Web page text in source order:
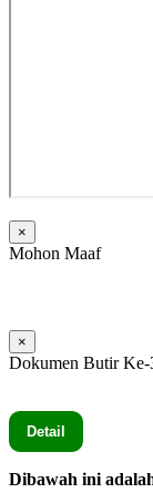
×
Mohon Maaf
×
Dokumen Butir Ke-
Detail
Dibawah ini